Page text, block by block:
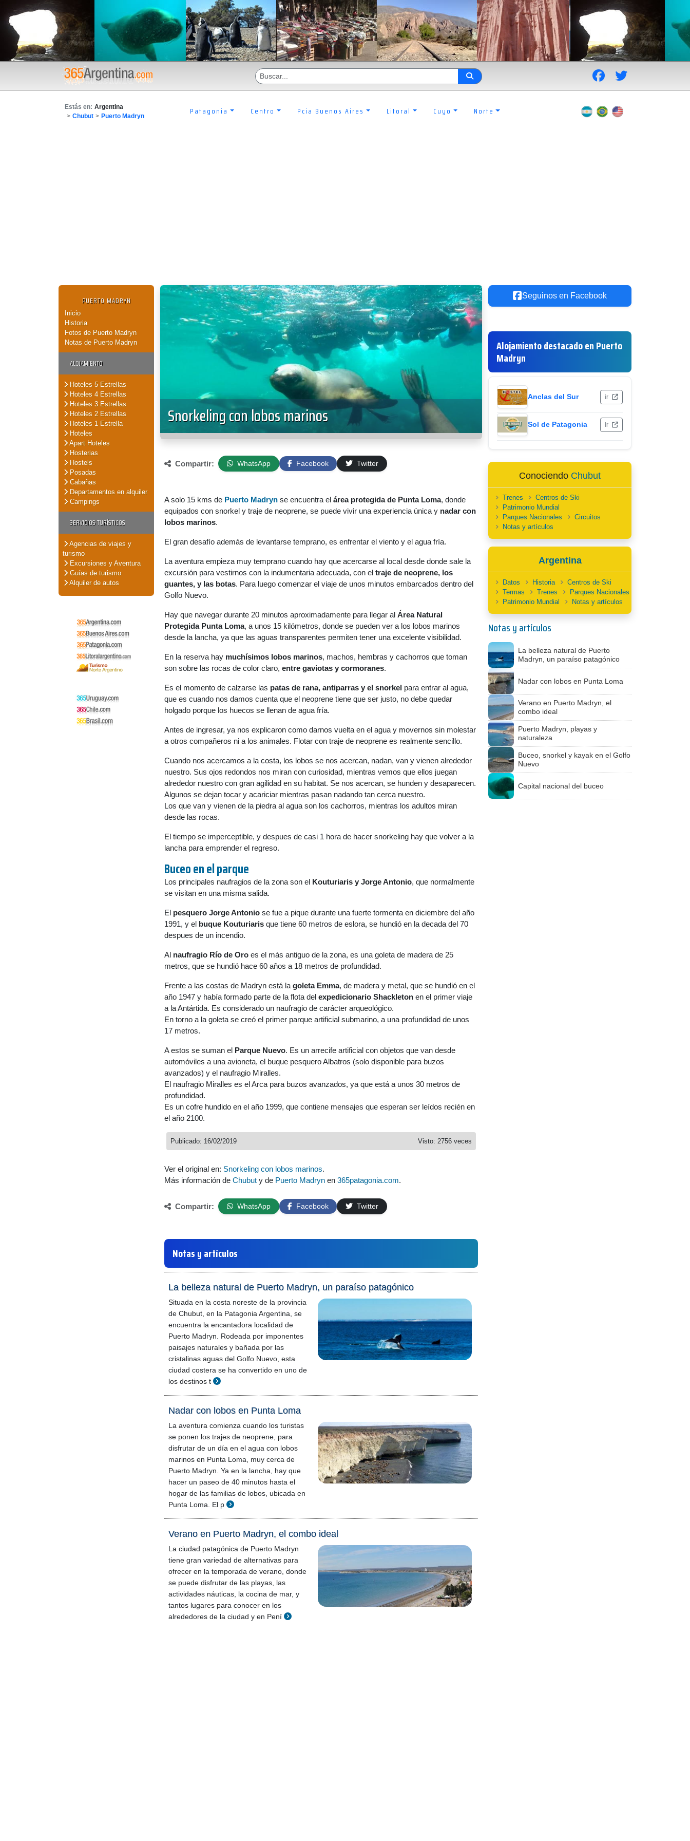
Estás en: Argentina
> Chubut > Puerto Madryn Patagonia Centro Pcia Buenos Aires Litoral Cuyo Norte
PUERTO MADRYN
Inicio
Historia
Fotos de Puerto Madryn
Notas de Puerto Madryn
ALOJAMIENTO
Hoteles 5 Estrellas
Hoteles 4 Estrellas
Hoteles 3 Estrellas
Hoteles 2 Estrellas
Hoteles 1 Estrella
Hoteles
Apart Hoteles
Hosterias
Hostels
Posadas
Cabañas
Departamentos en alquiler
Campings
SERVICIOS TURÍSTICOS
Agencias de viajes y
turismo
Excursiones y Aventura
Guías de turismo
Alquiler de autos
Snorkeling con lobos marinos
Compartir: WhatsApp Facebook Twitter
A solo 15 kms de Puerto Madryn se encuentra el área protegida de Punta Loma, donde
equipados con snorkel y traje de neoprene, se puede vivir una experiencia única y nadar con
lobos marinos.
El gran desafío además de levantarse temprano, es enfrentar el viento y el agua fría.
La aventura empieza muy temprano cuando hay que acercarse al local desde donde sale la
excursión para vestirnos con la indumentaria adecuada, con el traje de neoprene, los
guantes, y las botas. Para luego comenzar el viaje de unos minutos embarcados dentro del
Golfo Nuevo.
Hay que navegar durante 20 minutos aproximadamente para llegar al Área Natural
Protegida Punta Loma, a unos 15 kilómetros, donde se pueden ver a los lobos marinos
desde la lancha, ya que las aguas transparentes permiten tener una excelente visibilidad.
En la reserva hay muchísimos lobos marinos, machos, hembras y cachorros que toman
son sobre las rocas de color claro, entre gaviotas y cormoranes.
Es el momento de calzarse las patas de rana, antiparras y el snorkel para entrar al agua,
que es cuando nos damos cuenta que el neoprene tiene que ser justo, no debe quedar
holgado porque los huecos se llenan de agua fría.
Antes de ingresar, ya nos explicaron como darnos vuelta en el agua y movernos sin molestar
a otros compañeros ni a los animales. Flotar con traje de neoprene es realmente sencillo.
Cuando nos acercamos a la costa, los lobos se nos acercan, nadan, van y vienen alrededor
nuestro. Sus ojos redondos nos miran con curiosidad, mientras vemos que ellos juegan
alrededor nuestro con gran agilidad en su habitat. Se nos acercan, se hunden y desaparecen.
Algunos se dejan tocar y acariciar mientras pasan nadando tan cerca nuestro.
Los que van y vienen de la piedra al agua son los cachorros, mientras los adultos miran
desde las rocas.
El tiempo se imperceptible, y despues de casi 1 hora de hacer snorkeling hay que volver a la
lancha para emprender el regreso.
Buceo en el parque
Los principales naufragios de la zona son el Kouturiaris y Jorge Antonio, que normalmente
se visitan en una misma salida.
El pesquero Jorge Antonio se fue a pique durante una fuerte tormenta en diciembre del año
1991, y el buque Kouturiaris que tiene 60 metros de eslora, se hundió en la decada del 70
despues de un incendio.
Al naufragio Río de Oro es el más antiguo de la zona, es una goleta de madera de 25
metros, que se hundió hace 60 años a 18 metros de profundidad.
Frente a las costas de Madryn está la goleta Emma, de madera y metal, que se hundió en el
año 1947 y había formado parte de la flota del expedicionario Shackleton en el primer viaje
a la Antártida. Es considerado un naufragio de carácter arqueológico.
En torno a la goleta se creó el primer parque artificial submarino, a una profundidad de unos
17 metros.
A estos se suman el Parque Nuevo. Es un arrecife artificial con objetos que van desde
automóviles a una avioneta, el buque pesquero Albatros (solo disponible para buzos
avanzados) y el naufragio Miralles.
El naufragio Miralles es el Arca para buzos avanzados, ya que está a unos 30 metros de
profundidad.
Es un cofre hundido en el año 1999, que contiene mensajes que esperan ser leídos recién en
el año 2100.
Visto: 2756 veces
Publicado: 16/02/2019
Ver el original en: Snorkeling con lobos marinos.
Más información de Chubut y de Puerto Madryn en 365patagonia.com.
Compartir: WhatsApp Facebook Twitter
Notas y artículos
La belleza natural de Puerto Madryn, un paraíso patagónico
Situada en la costa noreste de la provincia
de Chubut, en la Patagonia Argentina, se
encuentra la encantadora localidad de
Puerto Madryn. Rodeada por imponentes
paisajes naturales y bañada por las
cristalinas aguas del Golfo Nuevo, esta
ciudad costera se ha convertido en uno de
los destinos t
Nadar con lobos en Punta Loma
La aventura comienza cuando los turistas
se ponen los trajes de neoprene, para
disfrutar de un día en el agua con lobos
marinos en Punta Loma, muy cerca de
Puerto Madryn. Ya en la lancha, hay que
hacer un paseo de 40 minutos hasta el
hogar de las familias de lobos, ubicada en
Punta Loma. El p
Verano en Puerto Madryn, el combo ideal
La ciudad patagónica de Puerto Madryn
tiene gran variedad de alternativas para
ofrecer en la temporada de verano, donde
se puede disfrutar de las playas, las
actividades náuticas, la cocina de mar, y
tantos lugares para conocer en los
alrededores de la ciudad y en Pení
Seguinos en Facebook
Alojamiento destacado en Puerto
Madryn
Anclas del Sur ir
Sol de Patagonia ir
Conociendo Chubut
Trenes
Centros de Ski
Patrimonio Mundial
Parques Nacionales
Circuitos
Notas y artículos
Argentina
Datos Historia
Centros de Ski
Termas
Trenes
Parques Nacionales
Patrimonio Mundial
Notas y artículos
Notas y artículos
La belleza natural de Puerto
Madryn, un paraíso patagónico
Nadar con lobos en Punta Loma
Verano en Puerto Madryn, el
combo ideal
Puerto Madryn, playas y
naturaleza
Buceo, snorkel y kayak en el Golfo
Nuevo
Capital nacional del buceo